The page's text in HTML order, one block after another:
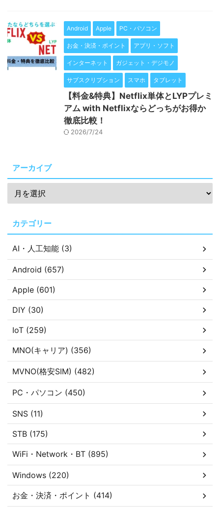
Android Apple PC・パソコン
お金・決済・ポイント アプリ・ソフト
インターネット ガジェット・デジモノ
サブスクリプション スマホ タブレット
【料金&特典】Netflix単体とLYPプレミ
アム with Netflixならどっちがお得か
徹底比較！
2026/7/24
アーカイブ
カテゴリー
AI・人工知能 (3)
Android (657)
Apple (601)
DIY (30)
IoT (259)
MNO(キャリア) (356)
MVNO(格安SIM) (482)
PC・パソコン (450)
SNS (11)
STB (175)
WiFi・Network・BT (895)
Windows (220)
お金・決済・ポイント (414)